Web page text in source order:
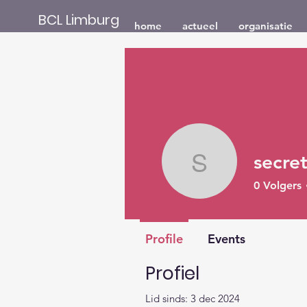
BCL Limburg home actueel organisatie
Profiel
Lid sinds: 3 dec 2024
0 Volgers
Profile Events